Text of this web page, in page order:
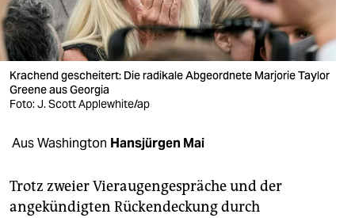
verlag
verlag
veranstaltungen
shop
fragen & hilfe
abo
Krachend gescheitert: Die radikale Abgeordnete Marjorie Taylor
Greene aus Georgia
Foto: J. Scott Applewhite/ap
Aus Washington Hansjürgen Mai
Trotz zweier Vieraugengespräche und der
angekündigten Rückendeckung durch